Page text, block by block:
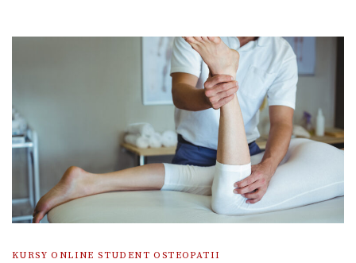
KURSY ONLINE STUDENT OSTEOPATII